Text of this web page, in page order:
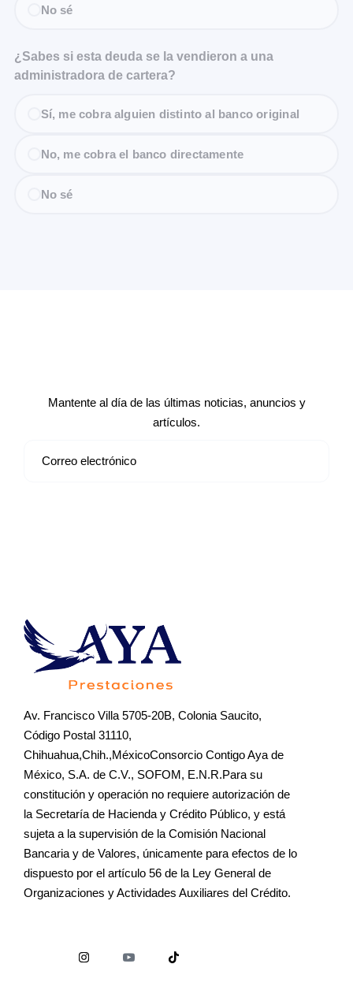
No sé
¿Sabes si esta deuda se la vendieron a una
administradora de cartera?
Sí, me cobra alguien distinto al banco original
No, me cobra el banco directamente
No sé
Mantente al día de las últimas noticias, anuncios y
artículos.
Av. Francisco Villa 5705-20B, Colonia Saucito,
Código Postal 31110,
Chihuahua,Chih.,MéxicoConsorcio Contigo Aya de
México, S.A. de C.V., SOFOM, E.N.R.Para su
constitución y operación no requiere autorización de
la Secretaría de Hacienda y Crédito Público, y está
sujeta a la supervisión de la Comisión Nacional
Bancaria y de Valores, únicamente para efectos de lo
dispuesto por el artículo 56 de la Ley General de
Organizaciones y Actividades Auxiliares del Crédito.